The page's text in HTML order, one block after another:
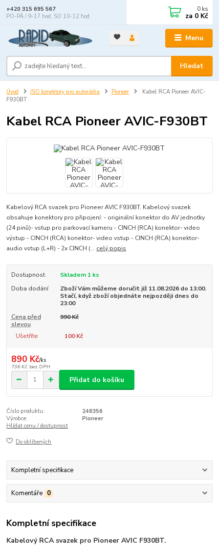
Menu
Hledat
+420 315 695 567
PO-PÁ / 9-17 hod, SO 10-12 hod
0 ks
za 0 Kč
Úvod ISO konektory pro autorádia Pioneer
Kabel RCA Pioneer AVIC-
F930BT
Kabel RCA Pioneer AVIC-F930BT
Kabelový RCA svazek pro Pioneer AVIC F930BT. Kabelový svazek
obsahuje konektory pro připojení: - originální konektor do AV jednotky
(24 pinů)- vstup pro parkovací kameru - CINCH (RCA) konektor- video
výstup - CINCH (RCA) konektor- video vstup - CINCH (RCA) konektor-
audio vstup (L+R) - 2x CINCH (... celý popis
Dostupnost
Skladem 1 ks
Doba dodání
Zboží Vám můžeme doručit již 11.08.2026 do 13:00.
Stačí, když zboží objednáte nejpozději dnes do
23:00
Cena před
slevou
990 Kč
Ušetříte 100 Kč
890 Kč/ks
736 Kč bez DPH
Přidat do košíku
Číslo produktu:
248356
Výrobce:
Pioneer
Hlídat cenu / dostupnost
Do oblíbených
Kompletní specifikace
Komentáře 0
Kompletní specifikace
Kabelový RCA svazek pro Pioneer AVIC F930BT.